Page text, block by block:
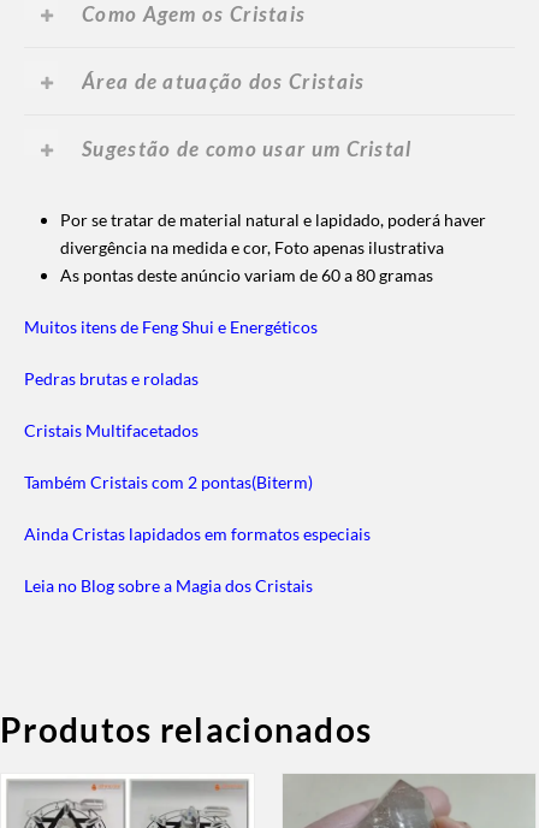
Como Agem os Cristais
Área de atuação dos Cristais
Sugestão de como usar um Cristal
Por se tratar de material natural e lapidado, poderá haver
divergência na medida e cor, Foto apenas ilustrativa
As pontas deste anúncio variam de 60 a 80 gramas
Muitos itens de Feng Shui e Energéticos
Pedras brutas e roladas
Cristais Multifacetados
Também Cristais com 2 pontas(Biterm)
Ainda Cristas lapidados em formatos especiais
Leia no Blog sobre a Magia dos Cristais
Produtos relacionados